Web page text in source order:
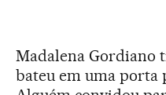
Madalena Gordiano
bateu em uma porta